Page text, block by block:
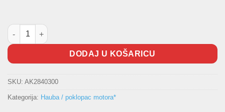
Poklopac motora / hauba W163 količina
DODAJ U KOŠARICU
SKU: AK2840300
Kategorija: Hauba / poklopac motora*